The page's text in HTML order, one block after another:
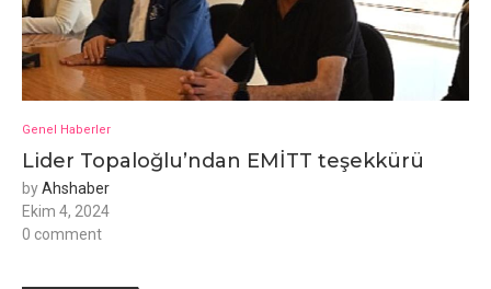
Genel Haberler
Lider Topaloğlu’ndan EMİTT teşekkürü
byAhshaber
Ekim 4, 2024
0 comment